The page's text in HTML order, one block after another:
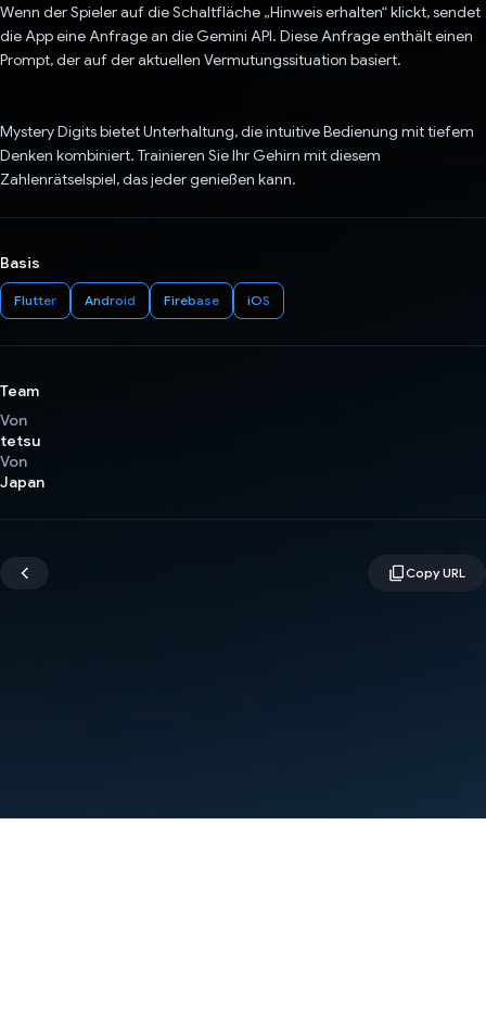
Wenn der Spieler auf die Schaltfläche „Hinweis erhalten“ klickt, sendet
die App eine Anfrage an die Gemini API. Diese Anfrage enthält einen
Prompt, der auf der aktuellen Vermutungssituation basiert.
Mystery Digits bietet Unterhaltung, die intuitive Bedienung mit tiefem
Denken kombiniert. Trainieren Sie Ihr Gehirn mit diesem
Zahlenrätselspiel, das jeder genießen kann.
Basis
Flutter Android Firebase iOS
Team
Von
tetsu
Von
Japan